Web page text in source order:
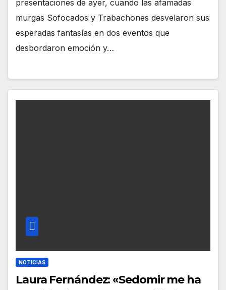
presentaciones de ayer, cuando las afamadas
murgas Sofocados y Trabachones desvelaron sus
esperadas fantasías en dos eventos que
desbordaron emoción y…
NOTICIAS
Laura Fernández: «Sedomir me ha